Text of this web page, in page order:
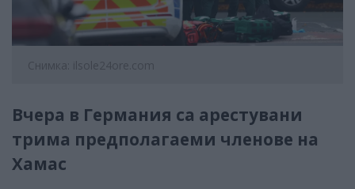
Снимка: ilsole24ore.com
Вчера в Германия са арестувани
трима предполагаеми членове на
Хамас